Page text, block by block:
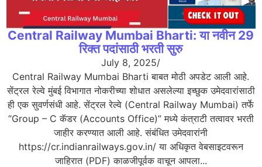
Central Railway Mumbai Bharti: या नवीन 29
रिक्त पदांसाठी भरती सुरु
July 8, 2025/
Central Railway Mumbai Bharti बाबत मोठी अपडेट आली आहे.
सेंट्रल रेल्वे मुंबई विभागात नोकरीच्या शोधात असलेल्या इच्छुक उमेदवारांसाठी
ही एक सुवर्णसंधी आहे. सेंट्रल रेल्वे (Central Railway Mumbai) तर्फे
“Group – C कॅडर (Accounts Office)” मध्ये कंत्राटी तत्वावर भरती
जाहीर करण्यात आली आहे. संबंधित उमेदवारांनी
https://cr.indianrailways.gov.in/ या अधिकृत वेबसाइटवरून
जाहिरात (PDF) काळजीपूर्वक वाचून आपला...